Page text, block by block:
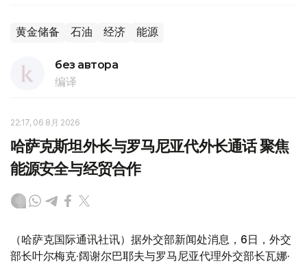
黄金储备 石油 经济 能源
без автора
编译
22:17, 06 8月 2026
哈萨克斯坦外长与罗马尼亚代外长通话 聚焦
能源安全与经贸合作
（哈萨克国际通讯社讯）据外交部新闻处消息，6日，外交
部长叶尔梅克·阔谢尔巴耶夫与罗马尼亚代理外交部长瓦娜·